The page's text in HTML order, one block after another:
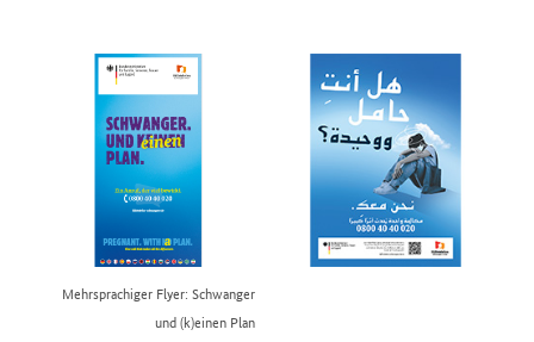
Mehrsprachiger Flyer: Schwanger
und (k)einen Plan